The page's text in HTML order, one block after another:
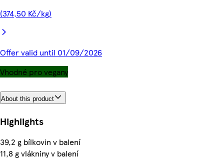
(374,50 Kč/kg)
Offer valid until 01/09/2026
Vhodné pro vegany
About this product
Highlights
39,2 g bílkovin v balení
11,8 g vlákniny v balení